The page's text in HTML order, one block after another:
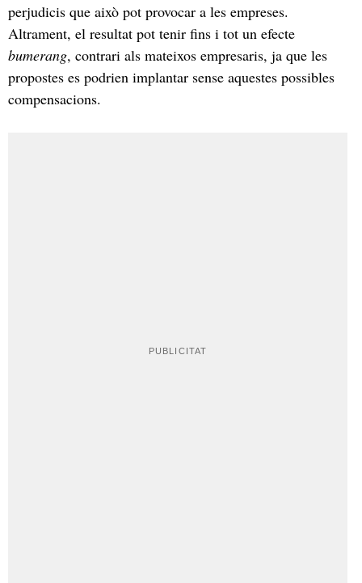
perjudicis que això pot provocar a les empreses.
Altrament, el resultat pot tenir fins i tot un efecte
bumerang, contrari als mateixos empresaris, ja que les
propostes es podrien implantar sense aquestes possibles
compensacions.